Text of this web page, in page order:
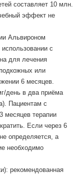
составляет 10 млн.
эффект не
Альвироном
с
для лечения
или
6 месяцев.
день в два приёма
Пациентам с
месяцев терапии
Если через 6
определяется, а
необходимо
рекомендованная